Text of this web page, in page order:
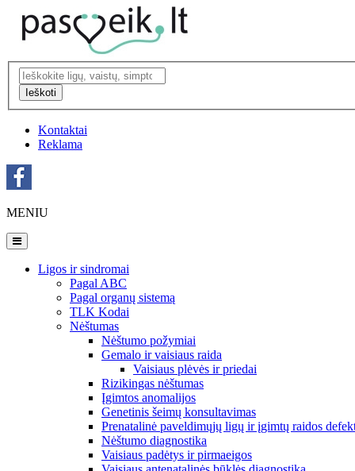
Ieškoti
Kontaktai
Reklama
MENIU
Ligos ir sindromai
Pagal ABC
Pagal organų sistemą
TLK Kodai
Nėštumas
Nėštumo požymiai
Gemalo ir vaisiaus raida
Vaisiaus plėvės ir priedai
Rizikingas nėštumas
Įgimtos anomalijos
Genetinis šeimų konsultavimas
Prenatalinė paveldimųjų ligų ir įgimtų raidos
Nėštumo diagnostika
Vaisiaus padėtys ir pirmaeigos